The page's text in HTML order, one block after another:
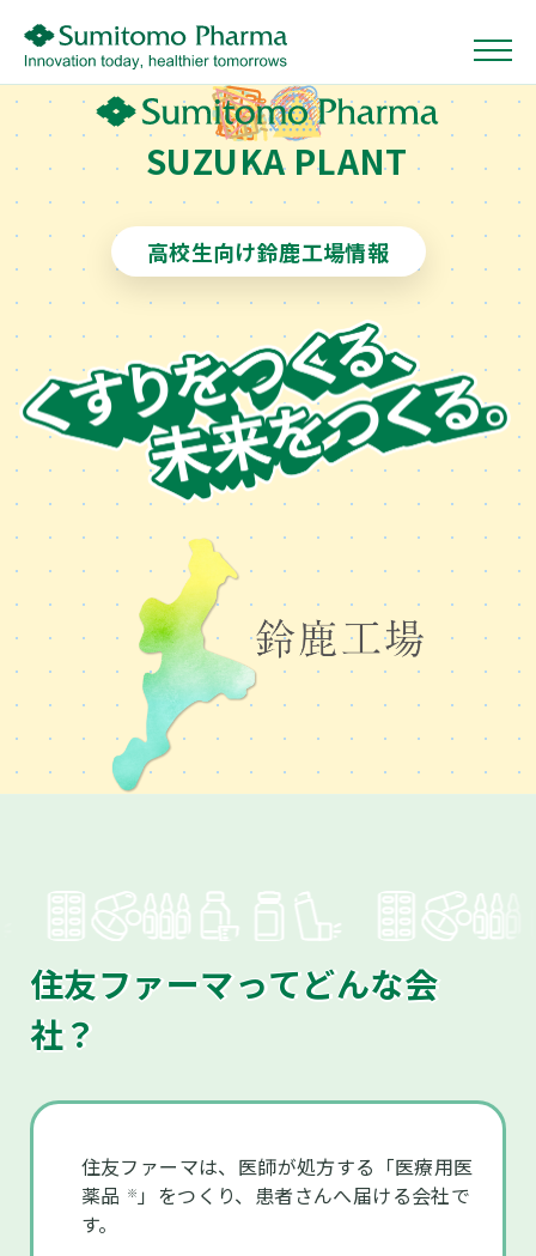
×
住友ファーマってどんな会社
数字で知る住友ファーマ
福利厚生と各種制度
医薬品ができるまで
保護者・先生の皆さまへ
住友ファーマ 鈴鹿工場
この街で、
SUZUKA PLANT
SUZUKA PLANT
高校生向け鈴鹿工場情報
住友ファーマってどんな会
社？
住友ファーマは、医師が処方する「医療用医
薬品 ※ 」をつくり、患者さんへ届ける会社で
す。